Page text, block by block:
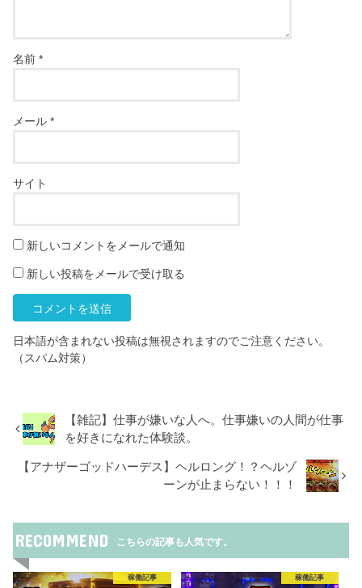
名前*
メール*
サイト
新しいコメントをメールで通知
新しい投稿をメールで受け取る
日本語が含まれない投稿は無視されますのでご注意ください。
（スパム対策）
【雑記】仕事が嫌いな人へ。仕事嫌いの人間が仕事
を好きになれた体験談。
【アナザーゴッドハーデス】ヘルロング！？ヘルゾ
ーンが止まらない！！！
RECOMMEND こちらの記事も人気です。
稼働記事 稼働記事